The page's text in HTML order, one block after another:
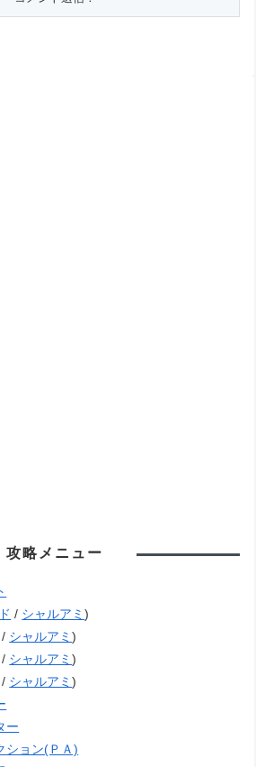
攻略メニュー
/ シャルアミ)
/ シャルアミ)
/ シャルアミ)
/ シャルアミ)
ー
ション(ＰＡ)